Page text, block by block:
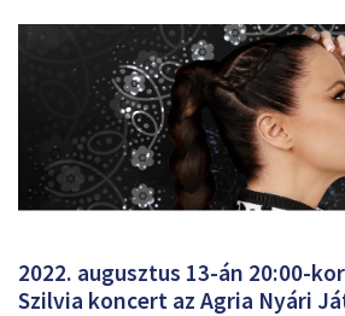
2022. augusztus 13-án 20:00-
Szilvia koncert az Agria Nyári